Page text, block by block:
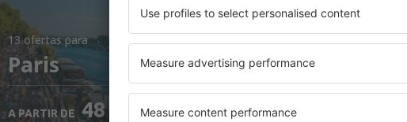
13 ofertaspara
Paris
A PARTIR DE 48
Bucareste
A PARTIR DE